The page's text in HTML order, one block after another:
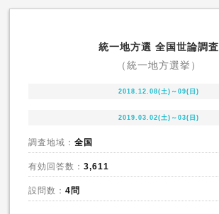
統一地方選 全国世論調査
（統一地方選挙）
2018.12.08(土)～09(日)
2019.03.02(土)～03(日)
調査地域： 全国
有効回答数： 3,611
設問数： 4問